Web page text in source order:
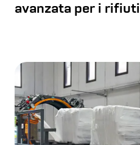
avanzata per i rifiuti